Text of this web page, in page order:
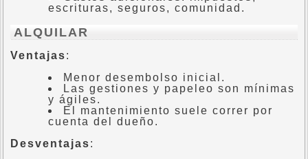
escrituras, seguros, comunidad.
ALQUILAR
Ventajas:
Menor desembolso inicial.
Las gestiones y papeleo son mínimas
y ágiles.
El mantenimiento suele correr por
cuenta del dueño.
Desventajas: